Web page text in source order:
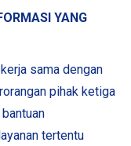
YANG
sama dengan
pihak ketiga
tertentu